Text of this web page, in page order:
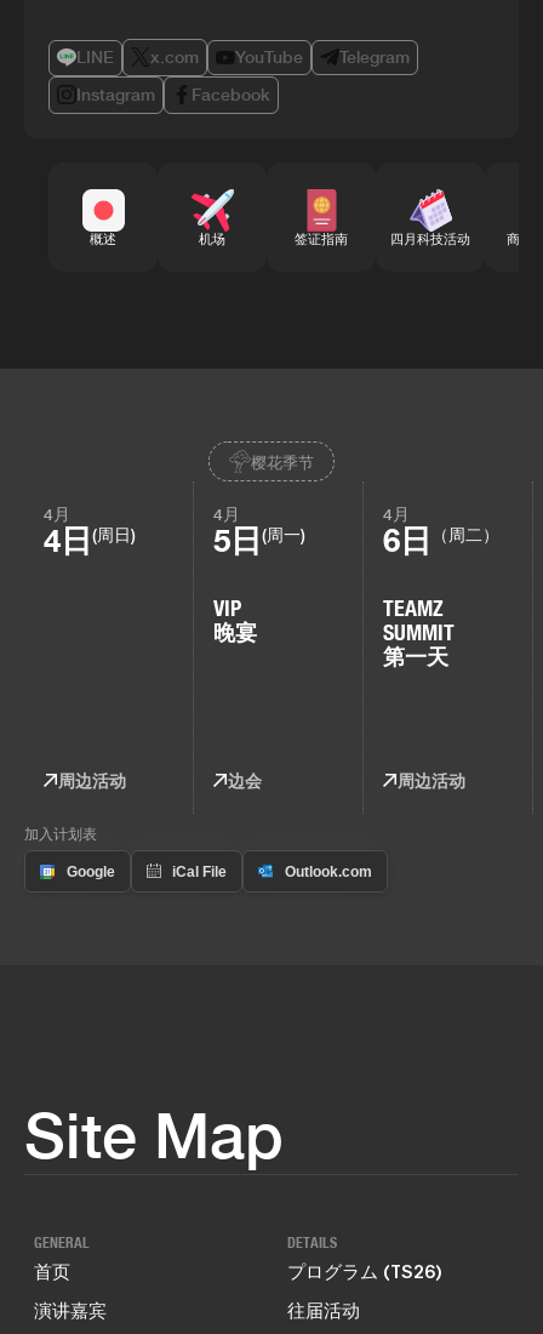
LINE x.com YouTube
Telegram
Instagram
Facebook
概述 机场 签证指南 四月科技活动 商务
樱花季节
4月
4日 (周日)
周边活动
4月
5日 (周一)
VIP
晚宴
边会
4月
6日 （周二）
TEAMZ
SUMMIT
第一天
周边活动
加入计划表
Site Map
GENERAL
首页
演讲嘉宾
DETAILS
プログラム (TS26)
往届活动